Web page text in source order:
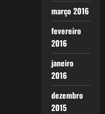
março 2016
fevereiro
2016
janeiro
2016
dezembro
2015